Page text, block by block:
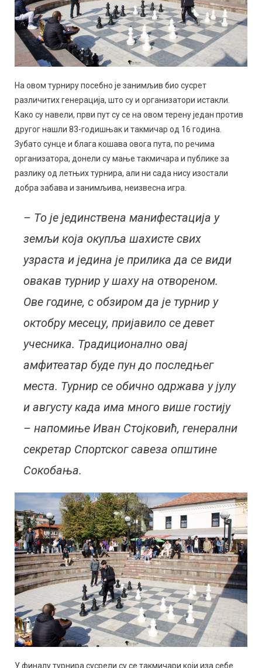
На овом турниру посебно је занимљив био сусрет
различитих генерација, што су и организатори истакли.
Како су навели, први пут су се на овом терену један против
другог нашли 83-годишњак и такмичар од 16 година.
Зубато сунце и блага кошава овога пута, по речима
организатора, донели су мање такмичара и публике за
разлику од летњих турнира, али ни сада нису изостали
добра забава и занимљива, неизвесна игра.
– То је јединствена манифестација у
земљи која окупља шахисте свих
узраста и једина је прилика да се види
овакав турнир у шаху на отвореном.
Ове године, с обзиром да је турнир у
октобру месецу, пријавило се девет
учесника. Традиционално овај
амфитеатар буде пун до последњег
места. Турнир се обично одржава у јулу
и августу када има много више гостију
– напомиње Иван Стојковић, генерални
секретар Спортског савеза општине
Сокобања.
У финалу турнира сусрели су се такмичари који иза себе